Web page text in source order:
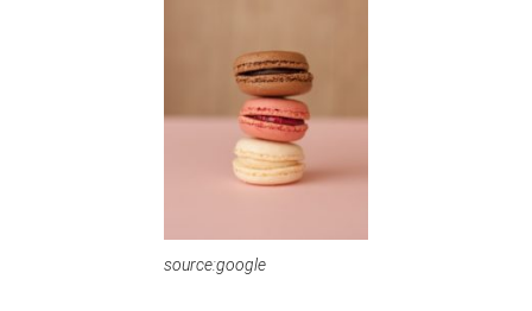
source:google